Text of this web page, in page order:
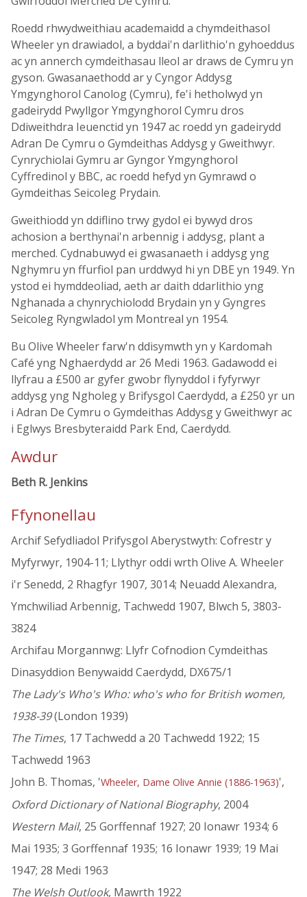
Roedd rhwydweithiau academaidd a chymdeithasol
Wheeler yn drawiadol, a byddai'n darlithio'n gyhoeddus
ac yn annerch cymdeithasau lleol ar draws de Cymru yn
gyson. Gwasanaethodd ar y Cyngor Addysg
Ymgynghorol Canolog (Cymru), fe'i hetholwyd yn
gadeirydd Pwyllgor Ymgynghorol Cymru dros
Ddiweithdra Ieuenctid yn 1947 ac roedd yn gadeirydd
Adran De Cymru o Gymdeithas Addysg y Gweithwyr.
Cynrychiolai Gymru ar Gyngor Ymgynghorol
Cyffredinol y BBC, ac roedd hefyd yn Gymrawd o
Gymdeithas Seicoleg Prydain.
Gweithiodd yn ddiflino trwy gydol ei bywyd dros
achosion a berthynai'n arbennig i addysg, plant a
merched. Cydnabuwyd ei gwasanaeth i addysg yng
Nghymru yn ffurfiol pan urddwyd hi yn DBE yn 1949. Yn
ystod ei hymddeoliad, aeth ar daith ddarlithio yng
Nghanada a chynrychiolodd Brydain yn y Gyngres
Seicoleg Ryngwladol ym Montreal yn 1954.
Bu Olive Wheeler farw'n ddisymwth yn y Kardomah
Café yng Nghaerdydd ar 26 Medi 1963. Gadawodd ei
llyfrau a £500 ar gyfer gwobr flynyddol i fyfyrwyr
addysg yng Ngholeg y Brifysgol Caerdydd, a £250 yr un
i Adran De Cymru o Gymdeithas Addysg y Gweithwyr ac
i Eglwys Bresbyteraidd Park End, Caerdydd.
Awdur
Beth R. Jenkins
Ffynonellau
Archif Sefydliadol Prifysgol Aberystwyth: Cofrestr y
Myfyrwyr, 1904-11; Llythyr oddi wrth Olive A. Wheeler
i'r Senedd, 2 Rhagfyr 1907, 3014; Neuadd Alexandra,
Ymchwiliad Arbennig, Tachwedd 1907, Blwch 5, 3803-
3824
Archifau Morgannwg: Llyfr Cofnodion Cymdeithas
Dinasyddion Benywaidd Caerdydd, DX675/1
The Lady's Who's Who: who's who for British women,
1938-39(London 1939)
The Times, 17 Tachwedd a 20 Tachwedd 1922; 15
Tachwedd 1963
John B. Thomas, 'Wheeler, Dame Olive Annie (1886-1963)',
Oxford Dictionary of National Biography, 2004
Western Mail, 25 Gorffennaf 1927; 20 Ionawr 1934; 6
Mai 1935; 3 Gorffennaf 1935; 16 Ionawr 1939; 19 Mai
1947; 28 Medi 1963
The Welsh Outlook, Mawrth 1922